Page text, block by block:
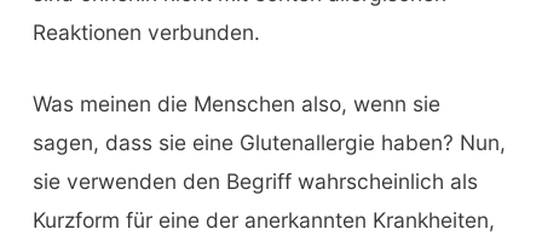
Reaktionen verbunden.
Was meinen die Menschen also, wenn sie
sagen, dass sie eine Glutenallergie haben? Nun,
sie verwenden den Begriff wahrscheinlich als
Kurzform für eine der anerkannten Krankheiten,